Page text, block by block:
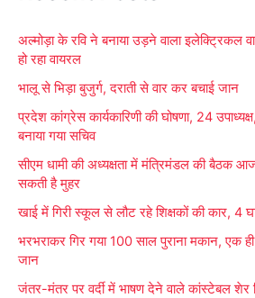
c
o
:
अल्मोड़ा के रवि ने बनाया उड़ने वाला इलेक्ट्रिकल
हो रहा वायरल
भालू से भिड़ा बुजुर्ग, दराती से वार कर बचाई जान
प्रदेश कांग्रेस कार्यकारिणी की घोषणा, 24
बनाया गया सचिव
सीएम धामी की अध्यक्षता में मंत्रिमंडल की बैठक
सकती है मुहर
खाई में गिरी स्कूल से लौट रहे शिक्षकों की कार, 4
भरभराकर गिर गया 100 साल पुराना मकान, एक
जान
जंतर-मंतर पर वर्दी में भाषण देने वाले कांस्टेबल शेर